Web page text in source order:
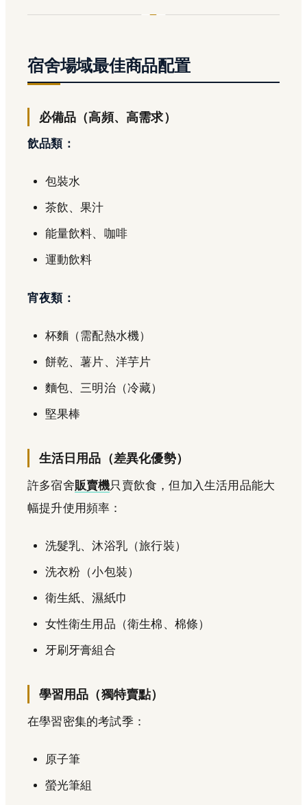
宿舍場域最佳商品配置
必備品（高頻、高需求）
飲品類：
包裝水
茶飲、果汁
能量飲料、咖啡
運動飲料
宵夜類：
杯麵（需配熱水機）
餅乾、薯片、洋芋片
麵包、三明治（冷藏）
堅果棒
生活日用品（差異化優勢）
許多宿舍販賣機只賣飲食，但加入生活用品能大
幅提升使用頻率：
洗髮乳、沐浴乳（旅行裝）
洗衣粉（小包裝）
衛生紙、濕紙巾
女性衛生用品（衛生棉、棉條）
牙刷牙膏組合
學習用品（獨特賣點）
在學習密集的考試季：
原子筆
螢光筆組